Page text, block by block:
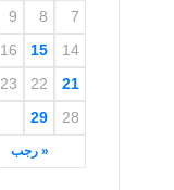
« رجب
7
8
9
14
15
16
21
22
23
28
29